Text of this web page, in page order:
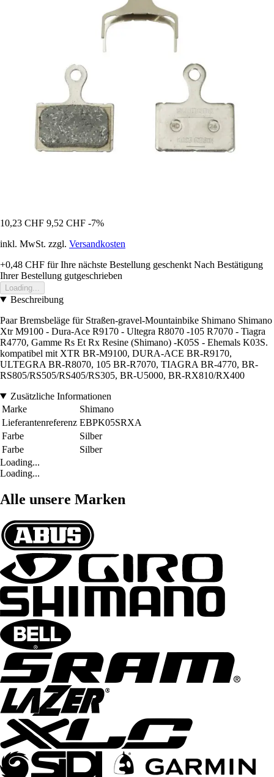
10,23 CHF 9,52 CHF -7%
inkl. MwSt. zzgl. Versandkosten
+0,48 CHF für Ihre nächste Bestellung geschenkt Nach Bestätigung
Ihrer Bestellung gutgeschrieben
Loading...
Beschreibung
Paar Bremsbeläge für Straßen-gravel-Mountainbike Shimano Shimano
Xtr M9100 - Dura-Ace R9170 - Ultegra R8070 -105 R7070 - Tiagra
R4770, Gamme Rs Et Rx Resine (Shimano) -K05S - Ehemals K03S.
kompatibel mit XTR BR-M9100, DURA-ACE BR-R9170,
ULTEGRA BR-R8070, 105 BR-R7070, TIAGRA BR-4770, BR-
RS805/RS505/RS405/RS305, BR-U5000, BR-RX810/RX400
Zusätzliche Informationen
Marke
Shimano
Lieferantenreferenz EBPK05SRXA
Farbe
Silber
Farbe
Silber
Loading...
Loading...
Alle unsere Marken